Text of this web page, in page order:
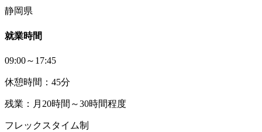
静岡県
就業時間
09:00～17:45
休憩時間：45分
残業：月20時間～30時間程度
フレックスタイム制